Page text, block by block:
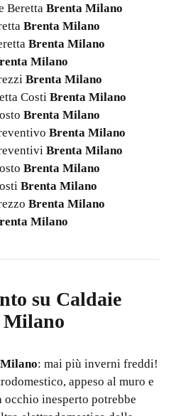
Beretta Brenta Milano
Brenta Milano
Brenta Milano
Milano
Brenta Milano
Costi Brenta Milano
Brenta Milano
Brenta Milano
Brenta Milano
Brenta Milano
Brenta Milano
Brenta Milano
Milano
su Caldaie
Milano
: mai più inverni freddi!
appeso al muro e
inesperto potrebbe